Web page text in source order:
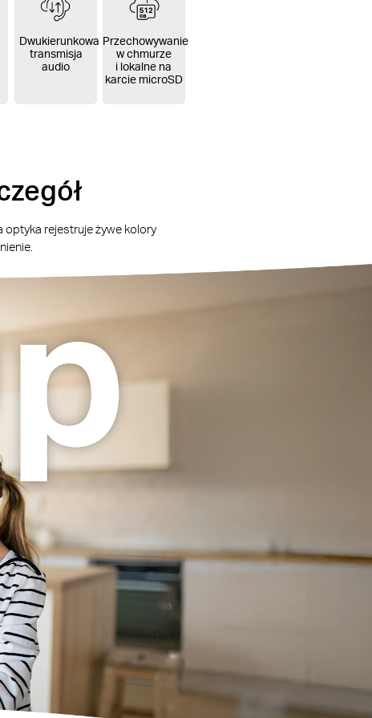
Dwukierunkowa
transmisja
audio
Przechowywanie
w chmurze
i lokalne na
karcie microSD
rejestruje żywe kolory